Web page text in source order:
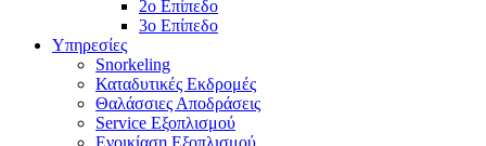
2ο Επίπεδο
3ο Επίπεδο
Υπηρεσίες
Snorkeling
Καταδυτικές Εκδρομές
Θαλάσσιες Αποδράσεις
Service Εξοπλισμού
Ενοικίαση Εξοπλισμού